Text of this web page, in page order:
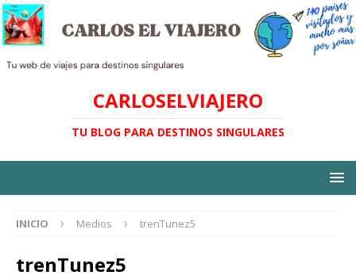
CARLOSELVIAJERO
TU BLOG PARA DESTINOS SINGULARES
INICIO Medios trenTunez5
trenTunez5